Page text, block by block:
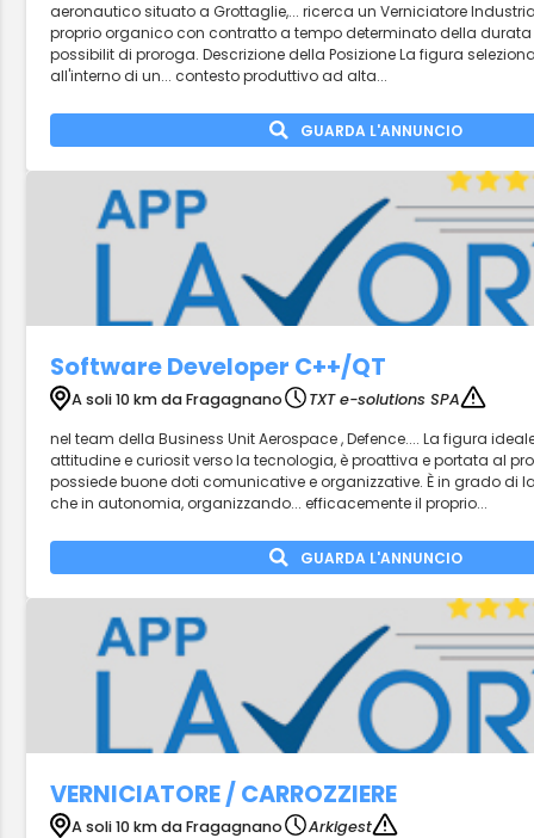
aeronautico situato a Grottaglie,... ricerca un Verniciatore
proprio organico con contratto a tempo determinato della durata
possibilit di proroga. Descrizione della Posizione La figura
all'interno di un... contesto produttivo ad alta...
GUARDA L'ANNUNCIO
Software Developer C++/QT
A soli 10 km da Fragagnano
TXT e-solutions SPA
nel team della Business Unit Aerospace , Defence.... La figura
attitudine e curiosit verso la tecnologia, è proattiva e portata al
possiede buone doti comunicative e organizzative. È in grado di
che in autonomia, organizzando... efficacemente il proprio...
GUARDA L'ANNUNCIO
VERNICIATORE / CARROZZIERE
A soli 10 km da Fragagnano
Arkigest